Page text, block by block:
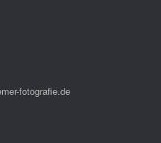
fotografie.de